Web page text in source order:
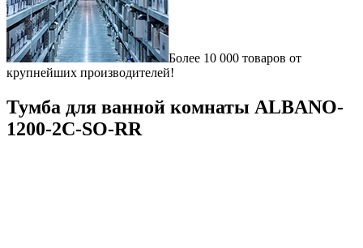
Более 10 000 товаров от
крупнейших производителей!
Тумба для ванной комнаты ALBANO-
1200-2C-SO-RR